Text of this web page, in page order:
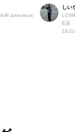
amemura
しい
E店